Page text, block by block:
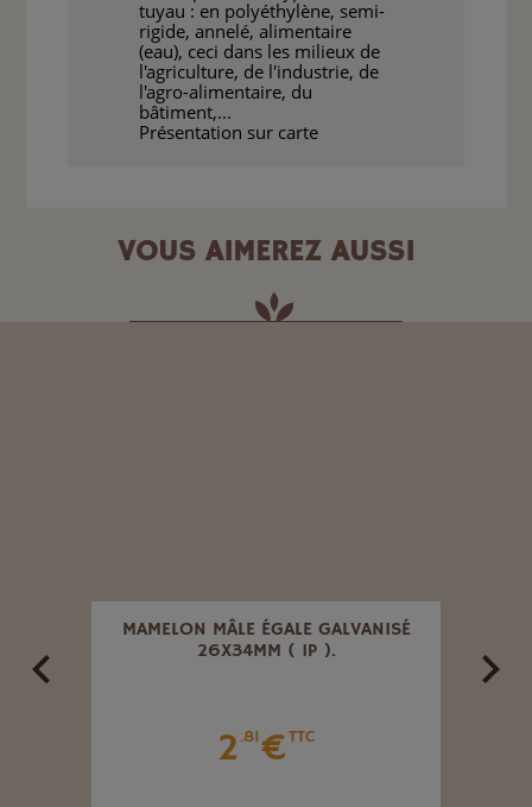
tuyau : en polyéthylène, semi-
rigide, annelé, alimentaire
(eau), ceci dans les milieux de
l'agriculture, de l'industrie, de
l'agro-alimentaire, du
bâtiment,...
Présentation sur carte
VOUS AIMEREZ AUSSI
MAMELON MÂLE ÉGALE GALVANISÉ
26X34MM ( 1P ).
2.81€TTC